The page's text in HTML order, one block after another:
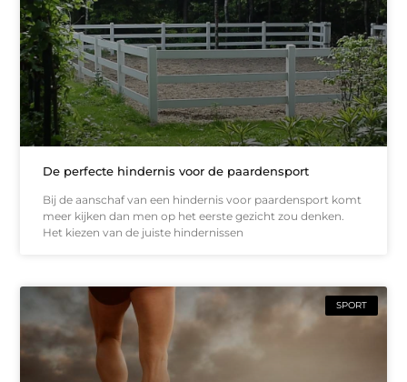
De perfecte hindernis voor de paardensport
Bij de aanschaf van een hindernis voor paardensport komt
meer kijken dan men op het eerste gezicht zou denken.
Het kiezen van de juiste hindernissen
SPORT